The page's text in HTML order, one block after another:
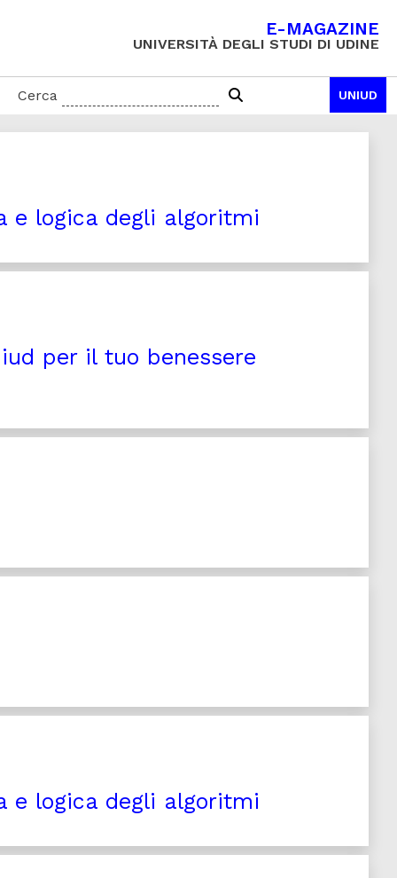
E-MAGAZINE
UNIVERSITÀ DEGLI STUDI DI UDINE
Cerca UNIUD
e logica degli algoritmi
per il tuo benessere
e logica degli algoritmi